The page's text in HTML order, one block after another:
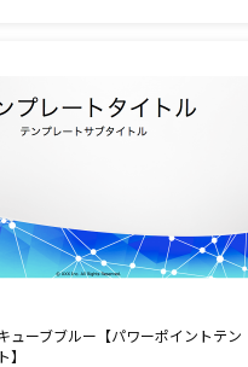
ューブブルー【パワーポイントテン
】